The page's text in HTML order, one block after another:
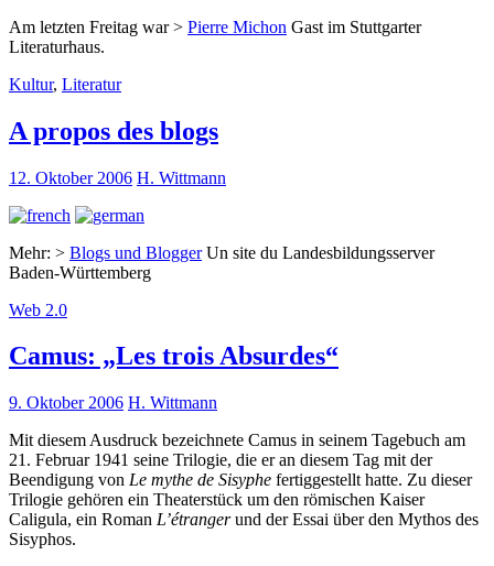
Am letzten Freitag war > Pierre Michon Gast im Stuttgarter
Literaturhaus.
Kultur, Literatur
A propos des blogs
12. Oktober 2006 H. Wittmann
Mehr: > Blogs und BloggerUn site du Landesbildungsserver
Baden-Württemberg
Web 2.0
Camus: „Les trois Absurdes“
9. Oktober 2006 H. Wittmann
Mit diesem Ausdruck bezeichnete Camus in seinem Tagebuch am
21. Februar 1941 seine Trilogie, die er an diesem Tag mit der
Beendigung von Le mythe de Sisyphe fertiggestellt hatte. Zu dieser
Trilogie gehören ein Theaterstück um den römischen Kaiser
Caligula, ein Roman L’étrangerund der Essai über den Mythos des
Sisyphos.